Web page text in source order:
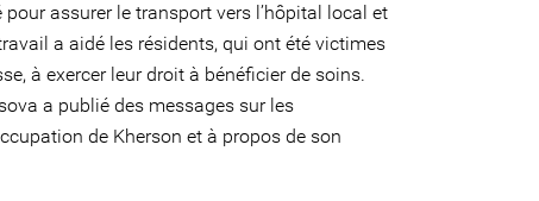
assurer le transport vers l’hôpital local et
a aidé les résidents, qui ont été victimes
à exercer leur droit à bénéficier de soins.
a publié des messages sur les
de Kherson et à propos de son